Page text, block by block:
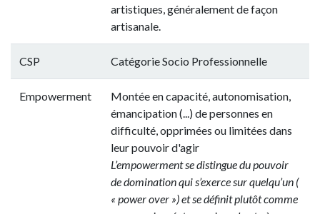
artistiques, généralement de façon
artisanale.
CSP Catégorie Socio Professionnelle
Empowerment
Montée en capacité, autonomisation,
émancipation (...) de personnes en
difficulté, opprimées ou limitées dans
leur pouvoir d'agir
L’empowerment se distingue du pouvoir
de domination qui s’exerce sur quelqu’un (
« power over ») et se définit plutôt comme